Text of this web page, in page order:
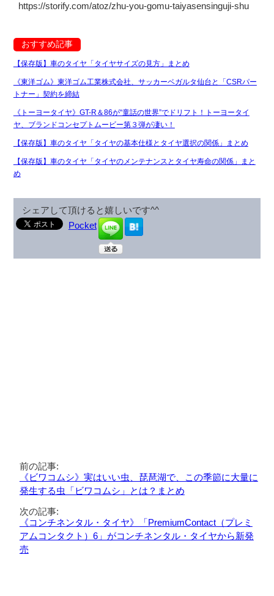
https://storify.com/atoz/zhu-you-gomu-taiyasensinguji-shu
おすすめ記事
【保存版】車のタイヤ「タイヤサイズの見方」まとめ
《東洋ゴム》東洋ゴム工業株式会社、サッカーベガルタ仙台と「CSRパー
トナー」契約を締結
《トーヨータイヤ》GT-R＆86が“童話の世界”でドリフト！トーヨータイ
ヤ、ブランドコンセプトムービー第３弾が凄い！
【保存版】車のタイヤ「タイヤの基本仕様とタイヤ選択の関係」まとめ
【保存版】車のタイヤ「タイヤのメンテナンスとタイヤ寿命の関係」まと
め
シェアして頂けると嬉しいです^^
Pocket
前の記事:
《ビワコムシ》実はいい虫、琵琶湖で、この季節に大量に
発生する虫「ビワコムシ」とは？まとめ
次の記事:
《コンチネンタル・タイヤ》「PremiumContact（プレミ
アムコンタクト）6」がコンチネンタル・タイヤから新発
売